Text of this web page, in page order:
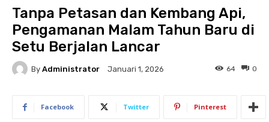
Tanpa Petasan dan Kembang Api,
Pengamanan Malam Tahun Baru di
Setu Berjalan Lancar
By Administrator Januari 1, 2026 0
64
Facebook Twitter Pinterest